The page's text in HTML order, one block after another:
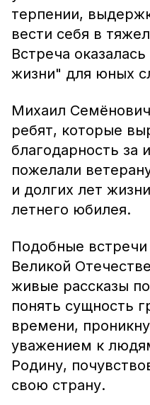
терпении,
вести себя в
Встреча
жизни" для юных
Михаил
ребят, которые
благодарность за
пожелали
и долгих лет
летнего юбилея.
Подобные встречи
Великой
живые рассказы
понять сущность
времени,
уважением к
Родину,
свою страну.